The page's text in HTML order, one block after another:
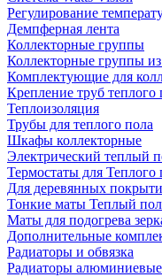
Регулирование
Демпферная лента
Коллекторные группы
Коллекторные группы
Комплектующие для
Крепление труб теплого
Теплоизоляция
Трубы для теплого пола
Шкафы коллекторные
Электрический теплый
Термостаты для Теплого
Для деревянных
Тонкие маты Теплый пол
Маты для подогрева
Дополнительные
Радиаторы и обвязка
Радиаторы алюминиевые